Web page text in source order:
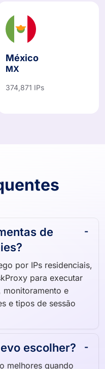
México
MX
374,871 IPs
de
por IPs residenciais,
para executar
e
e tipos de sessão
escolher?
melhores quando